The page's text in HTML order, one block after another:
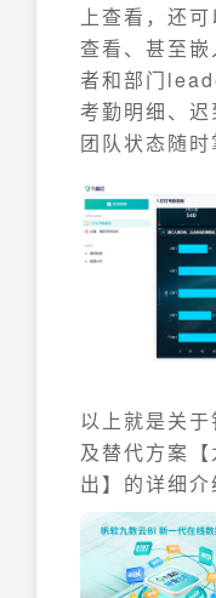
上查看，还
查看、甚至
者和部门
考勤明细、迟
团队状态随时
以上就是关
及替代方案
出】的详细介